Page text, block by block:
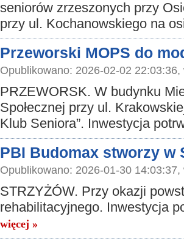
seniorów zrzeszonych przy
przy ul. Kochanowskiego na
Przeworski MOPS do
Opublikowano: 2026-02-02 22:03:36,
PRZEWORSK. W budynku
Społecznej przy ul.
Klub Seniora”. Inwestycja
PBI Budomax stworzy w
Opublikowano: 2026-01-30 14:03:37,
STRZYŻÓW. Przy okazji
rehabilitacyjnego. Inwestycja
więcej »